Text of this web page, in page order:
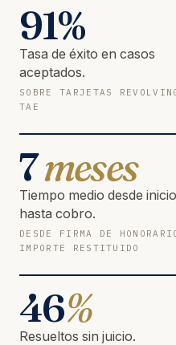
91%
Tasa de éxito en casos
aceptados.
SOBRE TARJETAS
TAE
7meses
Tiempo medio desde inicio
hasta cobro.
DESDE FIRMA DE
IMPORTE RESTITUIDO
46%
Resueltos sin juicio.